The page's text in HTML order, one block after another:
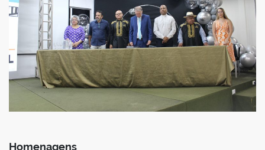
Homenagens